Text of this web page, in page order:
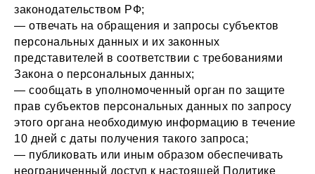
законодательством РФ;
— отвечать на обращения и запросы субъектов
персональных данных и их законных
представителей в соответствии с требованиями
Закона о персональных данных;
— сообщать в уполномоченный орган по защите
прав субъектов персональных данных по запросу
этого органа необходимую информацию в течение
10 дней с даты получения такого запроса;
— публиковать или иным образом обеспечивать
неограниченный доступ к настоящей Политике